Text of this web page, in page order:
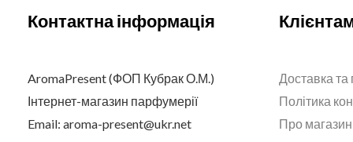
Контактна інформація
AromaPresent (ФОП Кубрак О.М.)
Інтернет-магазин парфумерії
Email: aroma-present@ukr.net
Доставка
Політика
Про магазин